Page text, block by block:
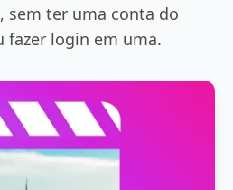
sem ter uma conta do
fazer login em uma.